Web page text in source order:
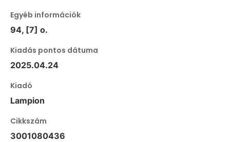
Egyéb információk
94, [7] o.
Kiadás pontos dátuma
2025.04.24
Kiadó
Lampion
Cikkszám
3001080436